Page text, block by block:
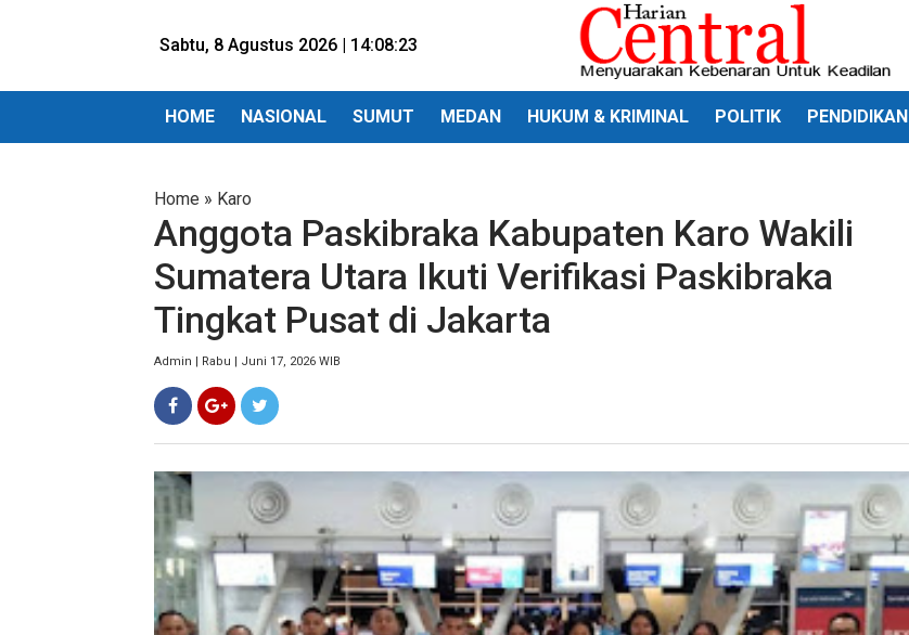
Sabtu, 8 Agustus 2026 | 14:08:25
HOME NASIONAL SUMUT MEDAN HUKUM & KRIMINAL POLITIK PENDIDIKAN
Home » Karo
Anggota Paskibraka Kabupaten Karo Wakili
Sumatera Utara Ikuti Verifikasi Paskibraka
Tingkat Pusat di Jakarta
Admin | Rabu | Juni 17, 2026 WIB